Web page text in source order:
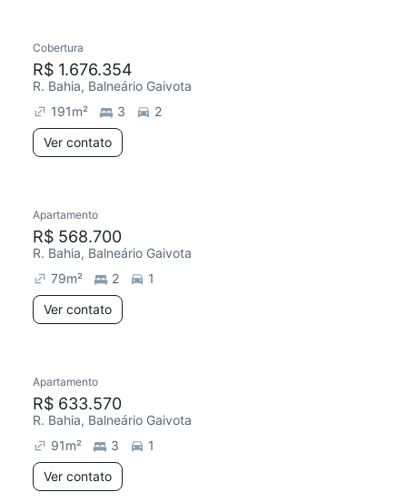
Chegou este mês
Cobertura
R$ 1.676.354
R. Bahia, Balneário Gaivota
191m² 3
2
Ver contato
Chegou este mês
Apartamento
R$ 568.700
R. Bahia, Balneário Gaivota
79m² 2
1
Ver contato
Chegou este mês
Apartamento
R$ 633.570
R. Bahia, Balneário Gaivota
91m² 3
1
Ver contato